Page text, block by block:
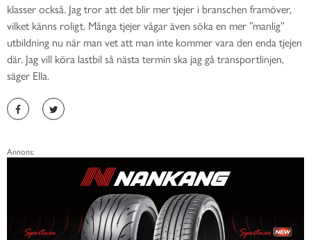
klasser också. Jag tror att det blir mer tjejer i branschen framöver,
vilket känns roligt. Många tjejer vågar även söka en mer ”manlig”
utbildning nu när man vet att man inte kommer vara den enda tjejen
där. Jag vill köra lastbil så nästa termin ska jag gå transportlinjen,
säger Ella.
Annons: